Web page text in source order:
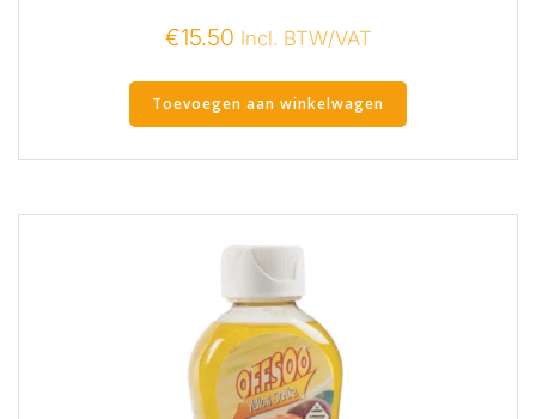
€15.50 Incl. BTW/VAT
Toevoegen aan winkelwagen